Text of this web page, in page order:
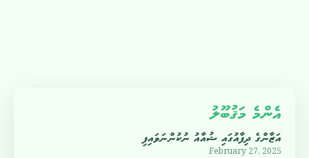
އެންމެ މަޤުބޫލު
އަޒާންގެ ދިފާއުގައި ޝުއާއު ނުކުންނަވައިފި
February 27, 2025